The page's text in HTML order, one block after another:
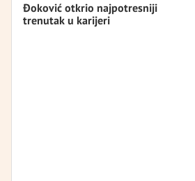
Đoković otkrio najpotresniji
trenutak u karijeri